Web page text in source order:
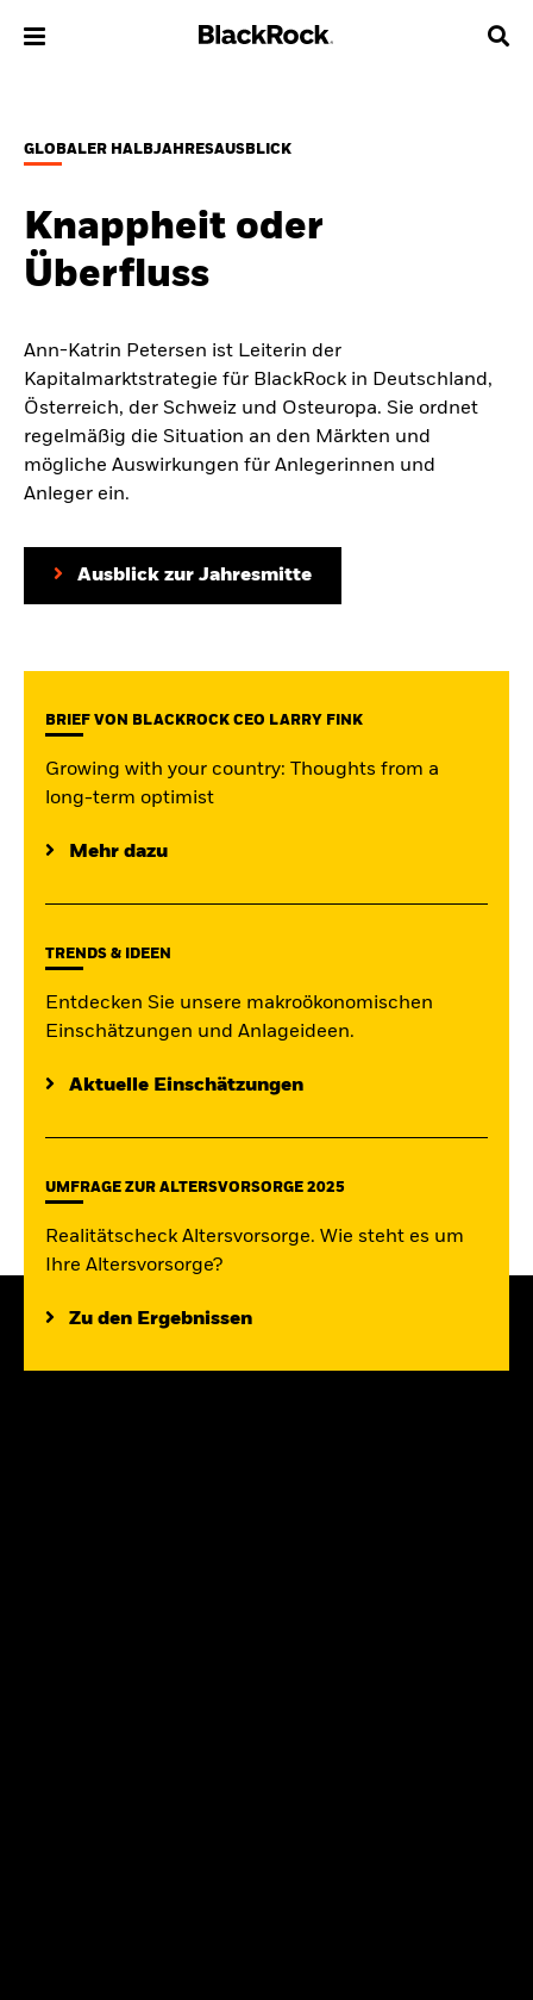
Themen & Märkte
Privatanleger
Deutschland
iShares
GLOBALER HALBJAHRESAUSBLICK
Knappheit oder
Überfluss
Ann-Katrin Petersen ist Leiterin der
Kapitalmarktstrategie für BlackRock in Deutschland,
Österreich, der Schweiz und Osteuropa. Sie ordnet
regelmäßig die Situation an den Märkten und
mögliche Auswirkungen für Anlegerinnen und
Anleger ein.
Ausblick zur Jahresmitte
BRIEF VON BLACKROCK CEO LARRY FINK
Growing with your country: Thoughts from a
long-term optimist
Mehr dazu
TRENDS & IDEEN
Entdecken Sie unsere makroökonomischen
Einschätzungen und Anlageideen.
Aktuelle Einschätzungen
UMFRAGE ZUR ALTERSVORSORGE 2025
Realitätscheck Altersvorsorge. Wie steht es um
Ihre Altersvorsorge?
Zu den Ergebnissen